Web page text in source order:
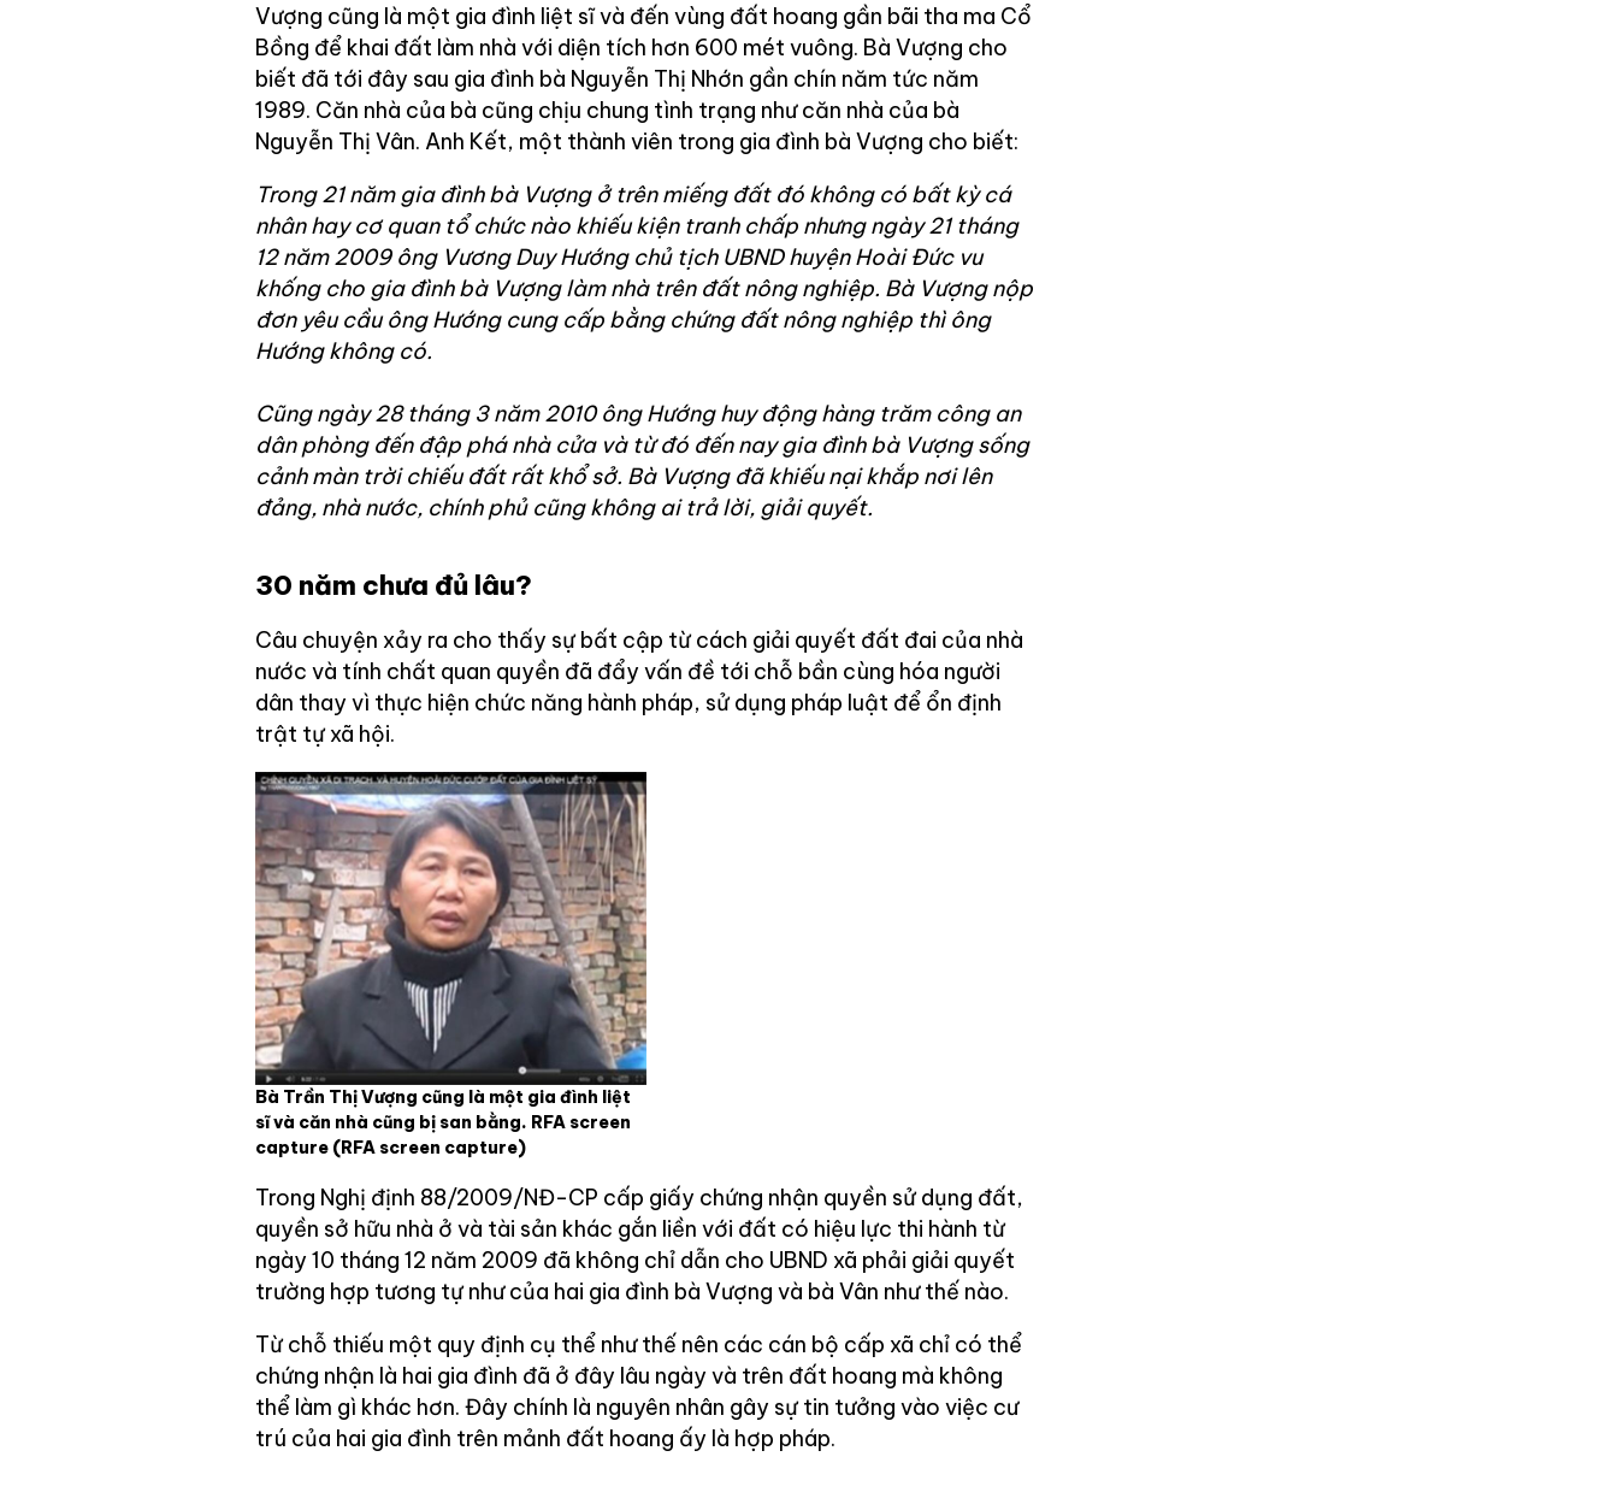
Vượng cũng là một gia đình liệt sĩ và đến vùng đất hoang gần bãi tha ma Cổ
Bồng để khai đất làm nhà với diện tích hơn 600 mét vuông. Bà Vượng cho
biết đã tới đây sau gia đình bà Nguyễn Thị Nhớn gần chín năm tức năm
1989. Căn nhà của bà cũng chịu chung tình trạng như căn nhà của bà
Nguyễn Thị Vân. Anh Kết, một thành viên trong gia đình bà Vượng cho biết:
Trong 21 năm gia đình bà Vượng ở trên miếng đất đó không có bất kỳ cá
nhân hay cơ quan tổ chức nào khiếu kiện tranh chấp nhưng ngày 21 tháng
12 năm 2009 ông Vương Duy Hướng chủ tịch UBND huyện Hoài Đức vu
khống cho gia đình bà Vượng làm nhà trên đất nông nghiệp. Bà Vượng nộp
đơn yêu cầu ông Hướng cung cấp bằng chứng đất nông nghiệp thì ông
Hướng không có.
Cũng ngày 28 tháng 3 năm 2010 ông Hướng huy động hàng trăm công an
dân phòng đến đập phá nhà cửa và từ đó đến nay gia đình bà Vượng sống
cảnh màn trời chiếu đất rất khổ sở. Bà Vượng đã khiếu nại khắp nơi lên
đảng, nhà nước, chính phủ cũng không ai trả lời, giải quyết.
30 năm chưa đủ lâu?
Câu chuyện xảy ra cho thấy sự bất cập từ cách giải quyết đất đai của nhà
nước và tính chất quan quyền đã đẩy vấn đề tới chỗ bần cùng hóa người
dân thay vì thực hiện chức năng hành pháp, sử dụng pháp luật để ổn định
trật tự xã hội.
Bà Trần Thị Vượng cũng là một gia đình liệt
sĩ và căn nhà cũng bị san bằng. RFA screen
capture (RFA screen capture)
Trong Nghị định 88/2009/NĐ-CP cấp giấy chứng nhận quyền sử dụng đất,
quyền sở hữu nhà ở và tài sản khác gắn liền với đất có hiệu lực thi hành từ
ngày 10 tháng 12 năm 2009 đã không chỉ dẫn cho UBND xã phải giải quyết
trường hợp tương tự như của hai gia đình bà Vượng và bà Vân như thế nào.
Từ chỗ thiếu một quy định cụ thể như thế nên các cán bộ cấp xã chỉ có thể
chứng nhận là hai gia đình đã ở đây lâu ngày và trên đất hoang mà không
thể làm gì khác hơn. Đây chính là nguyên nhân gây sự tin tưởng vào việc cư
trú của hai gia đình trên mảnh đất hoang ấy là hợp pháp.